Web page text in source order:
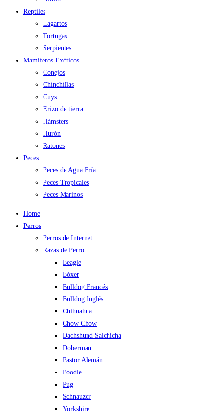
Reptiles
Lagartos
Tortugas
Serpientes
Mamíferos Exóticos
Conejos
Chinchillas
Cuys
Erizo de tierra
Hámsters
Hurón
Ratones
Peces
Peces de Agua Fría
Peces Tropicales
Peces Marinos
Home
Perros
Perros de Internet
Razas de Perro
Beagle
Bóxer
Bulldog Francés
Bulldog Inglés
Chihuahua
Chow Chow
Dachshund Salchicha
Doberman
Pastor Alemán
Poodle
Pug
Schnauzer
Yorkshire